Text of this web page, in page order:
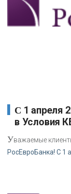
С 1 апреля 2017 года вносятся изменения
в Условия
Уважаемые
РосЕвроБанка! С 1